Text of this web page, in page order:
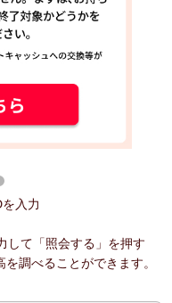
入力
して「照会する」を押す
調べることができます。